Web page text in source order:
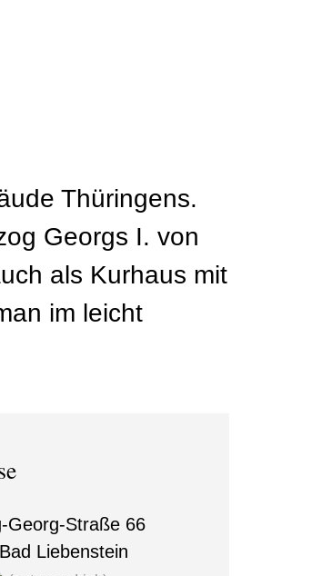
Thüringens.
Georgs I. von
als Kurhaus mit
im leicht
Georg-Straße 66
Liebenstein